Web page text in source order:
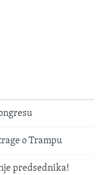
o Trampu
predsednika!